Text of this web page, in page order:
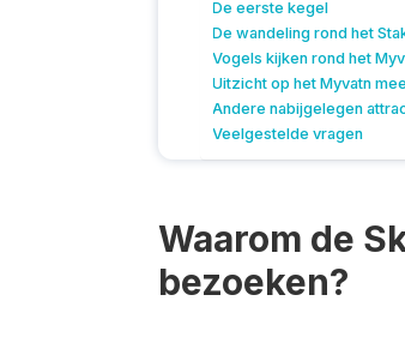
De eerste kegel
De wandeling rond het
Vogels kijken rond het
Uitzicht op het Myvatn
Andere nabijgelegen
Veelgestelde vragen
Waarom de
bezoeken?